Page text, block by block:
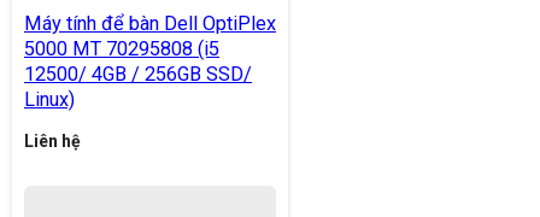
Máy tính để bàn Dell OptiPlex
5000 MT 70295808 (i5
12500/ 4GB / 256GB SSD/
Linux)
Liên hệ